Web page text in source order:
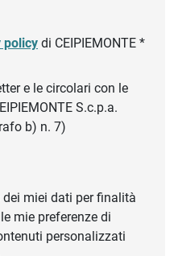
policy di CEIPIEMONTE *
e le circolari con le
S.c.p.a.
b) n. 7)
miei dati per finalità
mie preferenze di
personalizzati